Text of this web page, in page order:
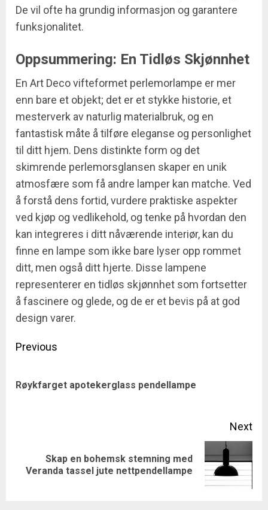
De vil ofte ha grundig informasjon og garantere
funksjonalitet.
Oppsummering: En Tidløs Skjønnhet
En Art Deco vifteformet perlemorlampe er mer
enn bare et objekt; det er et stykke historie, et
mesterverk av naturlig materialbruk, og en
fantastisk måte å tilføre eleganse og personlighet
til ditt hjem. Dens distinkte form og det
skimrende perlemorsglansen skaper en unik
atmosfære som få andre lamper kan matche. Ved
å forstå dens fortid, vurdere praktiske aspekter
ved kjøp og vedlikehold, og tenke på hvordan den
kan integreres i ditt nåværende interiør, kan du
finne en lampe som ikke bare lyser opp rommet
ditt, men også ditt hjerte. Disse lampene
representerer en tidløs skjønnhet som fortsetter
å fascinere og glede, og de er et bevis på at god
design varer.
Post
Previous
Røykfarget apotekerglass pendellampe
Next
post:
Skap en bohemsk stemning med
Veranda tassel jute nettpendellampe